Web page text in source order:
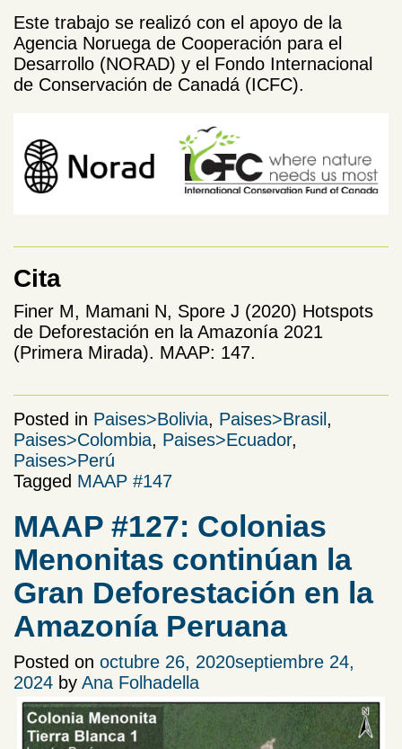
Este trabajo se realizó con el apoyo de la
Agencia Noruega de Cooperación para el
Desarrollo (NORAD) y el Fondo Internacional
de Conservación de Canadá (ICFC).
Cita
Finer M, Mamani N, Spore J (2020) Hotspots
de Deforestación en la Amazonía 2021
(Primera Mirada). MAAP: 147.
Posted in Paises>Bolivia, Paises>Brasil ,
Paises>Colombia, Paises>Ecuador,
Paises>Perú
Tagged MAAP #147
MAAP #127: Colonias
Menonitas continúan la
Gran Deforestación en la
Amazonía Peruana
Posted on octubre 26, 2020septiembre 24,
2024 by Ana Folhadella